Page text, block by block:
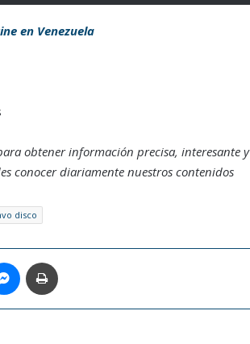
en Venezuela
obtener información precisa, interesante y
conocer diariamente nuestros contenidos
disco
Messenger